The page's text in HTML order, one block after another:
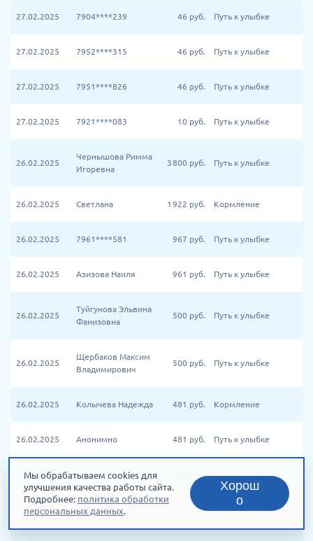
27.02.2025 7904****239 46 руб. Путь к улыбке
27.02.2025 7952****315 46 руб. Путь к улыбке
27.02.2025 7951****826 46 руб. Путь к улыбке
27.02.2025 7921****083 10 руб. Путь к улыбке
26.02.2025
Чернышова Римма
Игоревна
3 800 руб. Путь к улыбке
26.02.2025 Светлана 1 922 руб. Кормление
26.02.2025 7961****581 967 руб. Путь к улыбке
26.02.2025 Азизова Наиля 961 руб. Путь к улыбке
26.02.2025
Туйгунова Эльвина
Фанизовна
500 руб. Путь к улыбке
26.02.2025
Щербаков Максим
Владимирович
500 руб. Путь к улыбке
26.02.2025 Колычева Надежда 481 руб. Кормление
26.02.2025 Анонимно 481 руб. Путь к улыбке
26.02.2025 7925****510 руб. Путь к улыбке
26.02.2025 7911****261 руб. Путь к улыбке
Мы обрабатываем cookies для
улучшения качества работы сайта.
Подробнее: политика обработки
персональных данных.
Хорош
о